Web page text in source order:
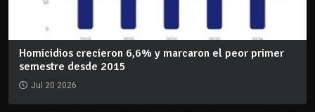
Homicidios crecieron 6,6% y marcaron el peor primer
semestre desde 2015
Jul 20 2026